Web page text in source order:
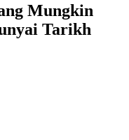
Mungkin
Tarikh